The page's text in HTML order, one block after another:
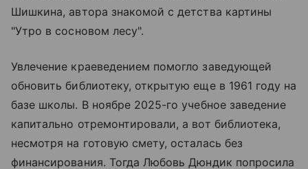
Шишкина, автора знакомой с детства картины
"Утро в сосновом лесу".
Увлечение краеведением помогло заведующей
обновить библиотеку, открытую еще в 1961 году на
базе школы. В ноябре 2025-го учебное заведение
капитально отремонтировали, а вот библиотека,
несмотря на готовую смету, осталась без
финансирования. Тогда Любовь Дюндик попросила